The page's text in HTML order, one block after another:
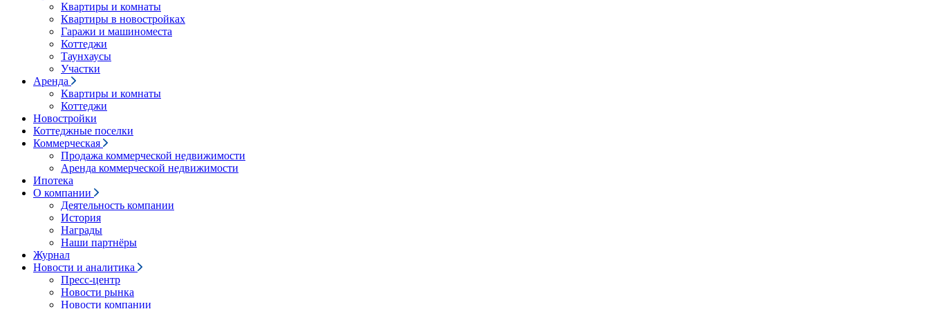
Квартиры и комнаты
Квартиры в новостройках
Гаражи и машиноместа
Коттеджи
Таунхаусы
Участки
Аренда
Квартиры и комнаты
Коттеджи
Новостройки
Коттеджные поселки
Коммерческая
Продажа коммерческой недвижимости
Аренда коммерческой недвижимости
Ипотека
О компании
Деятельность компании
История
Награды
Наши партнёры
Журнал
Новости и аналитика
Пресс-центр
Новости рынка
Новости компании